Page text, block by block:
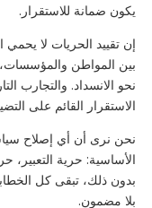
يكون ضمانة للاستقرار.
إن تقييد الحريات لا
بين المواطن والمؤسسات،
نحو الانسداد. والتجارب
الاستقرار القائم على
نحن نرى أن أي إصلاح
الأساسية: حرية التعبير،
بدون ذلك، تبقى كل
بلا مضمون.